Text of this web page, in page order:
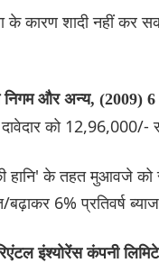
के कारण शादी नहीं
निगम और अन्य, (2009)
को 12,96,000/-
हानि' के तहत मुआवजे
6% प्रतिवर्ष
इंश्योरेंस कंपनी